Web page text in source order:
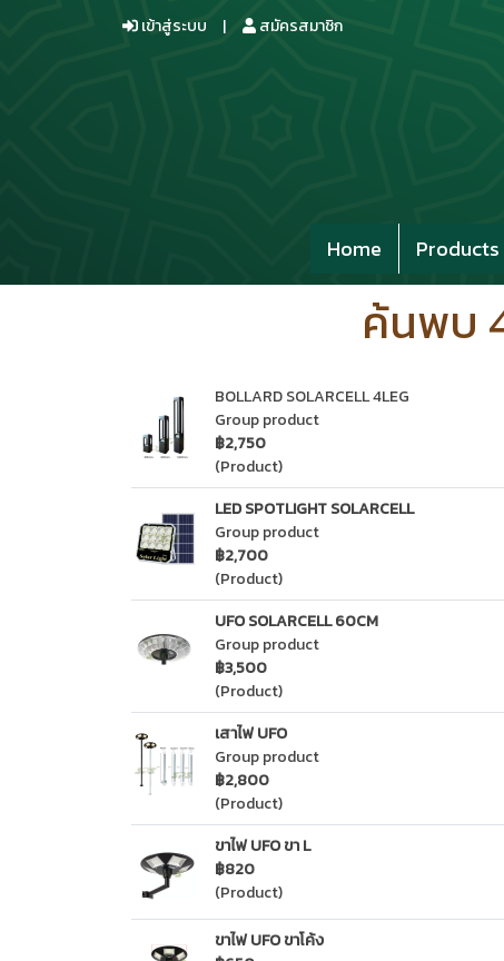
เข้าสู่ระบบ สมัครสมาชิก
Home Products
ค้นพบ
BOLLARD SOLARCELL 4LEG
Group product
฿2,750
(Product)
LED SPOTLIGHT SOLARCELL
Group product
฿2,700
(Product)
UFO SOLARCELL 60CM
Group product
฿3,500
(Product)
เสาไฟ UFO
Group product
฿2,800
(Product)
ขาไฟ UFO ขา L
฿820
(Product)
ขาไฟ UFO ขาโค้ง